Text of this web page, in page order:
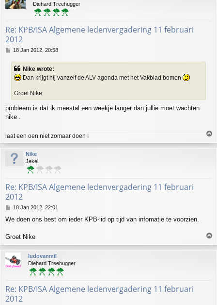
Diehard Treehugger
Re: KPB/ISA Algemene ledenvergadering 11 februari
2012
P
s
18 Jan 2012, 20:58
Nike wrote:
Dan krijgt hij vanzelf de ALV agenda met het Vakblad bomen
Groet Nike
probleem is dat ik meestal een weekje langer dan jullie moet wachten
nike .
laat een oen niet zomaar doen !
o
p
Nike
Jekel
Re: KPB/ISA Algemene ledenvergadering 11 februari
2012
P
s
18 Jan 2012, 22:01
We doen ons best om ieder KPB-lid op tijd van infomatie te voorzien.
Groet Nike
o
p
ludovanmil
Diehard Treehugger
Re: KPB/ISA Algemene ledenvergadering 11 februari
2012